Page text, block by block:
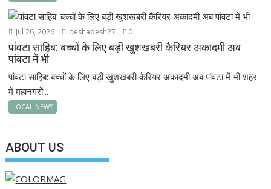
Jul 26, 2026 deshadesh27 0
पांवटा साहिब: बच्चों के लिए बड़ी खुशखबरी कैरियर अकादमी अब
पांवटा में भी
पांवटा साहिब: बच्चों के लिए बड़ी खुशखबरी कैरियर अकादमी अब पांवटा में भी शहर
में महानगरों...
LOCAL NEWS
ABOUT US